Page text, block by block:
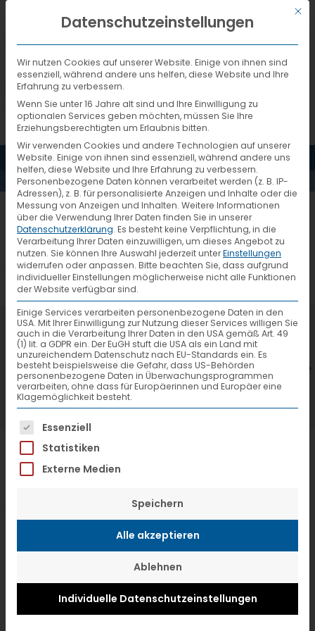
DEUTSCH
MENÜ
FORMULAR
FÜR NEUE
DEPOTS
Formular für neue Depots
7. Juli 2026
VTL hat neuen Aufsichtsrat gewählt
Mit
Datenschutzeinstellungen
Wir nutzen Cookies auf unserer Website. Einige von ihnen sind
essenziell, während andere uns helfen, diese Website und Ihre
Erfahrung zu verbessern.
Wenn Sie unter 16 Jahre alt sind und Ihre Einwilligung zu
optionalen Services geben möchten, müssen Sie Ihre
Erziehungsberechtigten um Erlaubnis bitten.
Wir verwenden Cookies und andere Technologien auf unserer
Website. Einige von ihnen sind essenziell, während andere uns
helfen, diese Website und Ihre Erfahrung zu verbessern.
Personenbezogene Daten können verarbeitet werden (z. B. IP-
Adressen), z. B. für personalisierte Anzeigen und Inhalte oder die
Messung von Anzeigen und Inhalten. Weitere Informationen
über die Verwendung Ihrer Daten finden Sie in unserer
Datenschutzerklärung. Es besteht keine Verpflichtung, in die
Verarbeitung Ihrer Daten einzuwilligen, um dieses Angebot zu
nutzen. Sie können Ihre Auswahl jederzeit unterEinstellungen
widerrufen oder anpassen. Bitte beachten Sie, dass aufgrund
individueller Einstellungen möglicherweise nicht alle Funktionen
der Website verfügbar sind.
Einige Services verarbeiten personenbezogene Daten in den
USA. Mit Ihrer Einwilligung zur Nutzung dieser Services willigen Sie
auch in die Verarbeitung Ihrer Daten in den USA gemäß Art. 49
(1) lit. a GDPR ein. Der EuGH stuft die USA als ein Land mit
unzureichendem Datenschutz nach EU-Standards ein. Es
besteht beispielsweise die Gefahr, dass US-Behörden
personenbezogene Daten in Überwachungsprogrammen
verarbeiten, ohne dass für Europäerinnen und Europäer eine
Klagemöglichkeit besteht.
Es folgt eine Liste der Service-Gruppen,
Essenziell
Statistiken
Externe Medien
Speichern
Alle akzeptieren
Ablehnen
Individuelle Datenschutzeinstellungen